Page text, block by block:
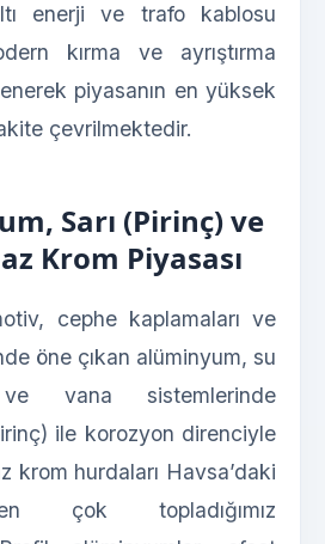
enerji ve trafo kablosu
kırma ve ayrıştırma
piyasanın en yüksek
çevrilmektedir.
Sarı (Pirinç) ve
Krom Piyasası
cephe kaplamaları ve
öne çıkan alüminyum, su
ve vana sistemlerinde
ile korozyon direnciyle
krom hurdaları Havsa’daki
çok topladığımız